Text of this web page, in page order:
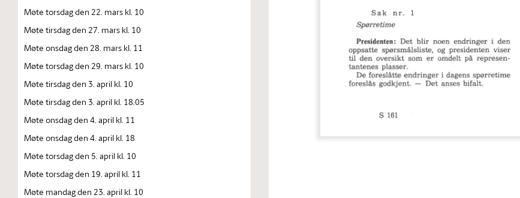
Møte torsdag den 22. mars kl. 10
Møte tirsdag den 27. mars kl. 10
Møte onsdag den 28. mars kl. 11
Møte torsdag den 29. mars kl. 10
Møte tirsdag den 3. april kl. 10
Møte tirsdag den 3. april kl. 18.05
Møte onsdag den 4. april kl. 11
Møte onsdag den 4. april kl. 18
Møte torsdag den 5. april kl. 10
Møte torsdag den 19. april kl. 11
Møte mandag den 23. april kl. 10